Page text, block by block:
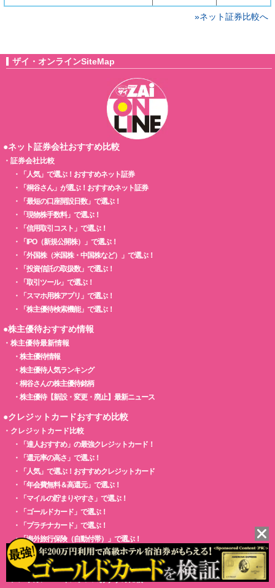
»ネット証券比較へ
ザイ・オンラインSiteMap
●ネット証券会社おすすめ比較
・ 証券会社比較
・
「人気」で選ぶ！おすすめネット証券
・
「桐谷さん」が選ぶ！おすすめネット証券
・
「最短の口座開設日数」で選ぶ！
・
「現物株手数料」で選ぶ！
・
「信用取引コスト」で選ぶ！
・
「IPO（新規公開株）」で選ぶ！
・
「外国株（米国株・中国株など）」で選ぶ！
・
「投資信託の取扱数」で選ぶ！
・
「取引ツール」で選ぶ！
・
「スマホ用株アプリ」で選ぶ！
・
「株主優待検索機能」で選ぶ！
●株主優待おすすめ情報
・ 株主優待最新情報
・ 株主優待情報
・ 株主優待人気ランキング
・ 桐谷さんの株主優待銘柄
・ 株主優待【新設・変更・廃止】最新ニュース
●クレジットカードおすすめ比較
・ クレジットカード比較
・
「達人おすすめ」の最強クレジットカード！
・
「還元率の高さ」で選ぶ！
・
「人気」で選ぶ！おすすめクレジットカード
・
「年会費無料＆高還元」で選ぶ！
・
「マイルの貯まりやすさ」で選ぶ！
・
「ゴールドカード」で選ぶ！
・
「プラチナカード」で選ぶ！
・「海外旅行保険（自動付帯）」で選ぶ！
・「即日発行～翌日発行」で選ぶ！
・
「ETCカード」で選ぶ！
アメリカン・エキスプレスおすすめ比較